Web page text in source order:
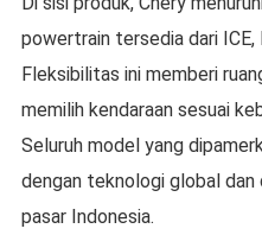
powertrain tersedia dari ICE,
Fleksibilitas ini memberi
memilih kendaraan sesuai
Seluruh model yang
dengan teknologi global dan
pasar Indonesia.